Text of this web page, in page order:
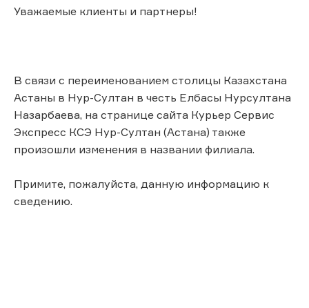
Уважаемые клиенты и партнеры!
В связи с переименованием столицы Казахстана
Астаны в Нур-Султан в честь Елбасы Нурсултана
Назарбаева, на странице сайта Курьер Сервис
Экспресс КСЭ Нур-Султан (Астана) также
произошли изменения в названии филиала.
Примите, пожалуйста, данную информацию к
сведению.